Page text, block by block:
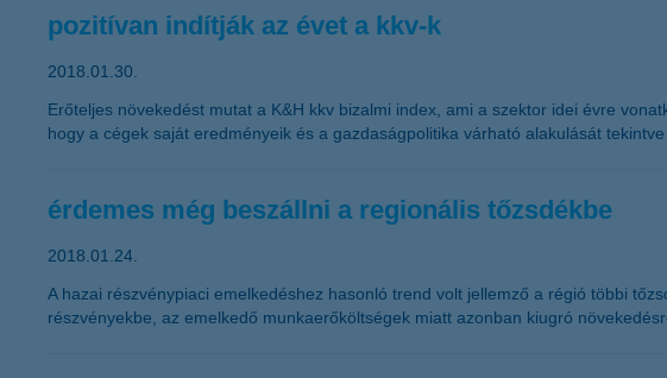
pozitívan indítják az évet a kkv-k
2018.01.30.
Erőteljes növekedést mutat a K&H kkv bizalmi index, ami a szektor idei évre
hogy a cégek saját eredményeik és a gazdaságpolitika várható alakulását
érdemes még beszállni a regionális tőzsdékbe
2018.01.24.
A hazai részvénypiaci emelkedéshez hasonló trend volt jellemző a régió többi
részvényekbe, az emelkedő munkaerőköltségek miatt azonban kiugró